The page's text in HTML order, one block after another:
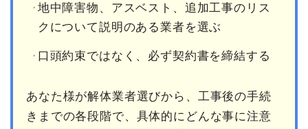
地中障害物、アスベスト、追加工事のリス
クについて説明のある業者を選ぶ
口頭約束ではなく、必ず契約書を締結する
あなた様が解体業者選びから、工事後の手続
きまでの各段階で、具体的にどんな事に注意